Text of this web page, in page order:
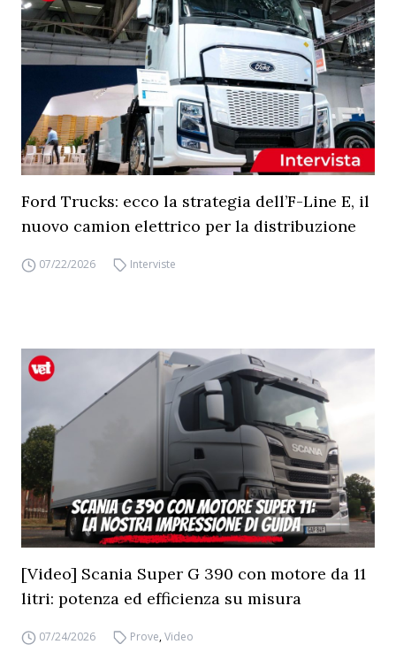
Ford Trucks: ecco la strategia dell’F-Line E, il
nuovo camion elettrico per la distribuzione
07/22/2026 Interviste
[Video] Scania Super G 390 con motore da 11
litri: potenza ed efficienza su misura
07/24/2026 Prove,Video